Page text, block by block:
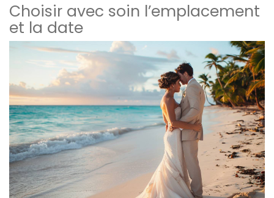
Choisir avec soin l’emplacement
et la date